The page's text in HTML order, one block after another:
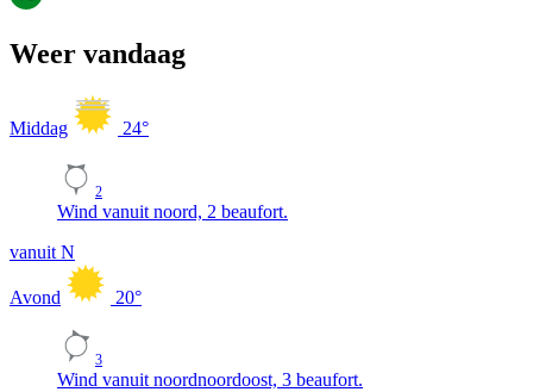
Weer vandaag
Middag 24°
2
Wind vanuit noord, 2 beaufort.
vanuit N
Avond 20°
3
Wind vanuit noordnoordoost, 3 beaufort.